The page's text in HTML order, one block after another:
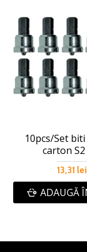
10pcs/Set
carton S2
13,31 lei
ADAUGĂ